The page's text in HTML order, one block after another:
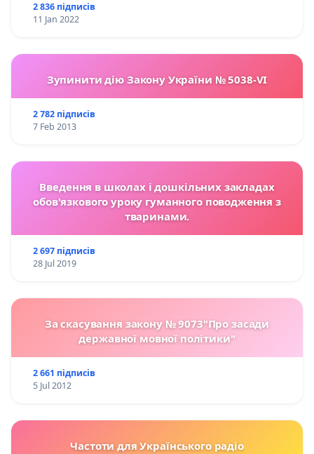
2 836 підписів
11 Jan 2022
Зупинити дію Закону України № 5038-VI
2 782 підписів
7 Feb 2013
Введення в школах і дошкільних закладах
обов'язкового уроку гуманного поводження з
тваринами.
2 697 підписів
28 Jul 2019
За скасування закону № 9073"Про засади
державної мовної політики"
2 661 підписів
5 Jul 2012
Частоти для Українського радіо